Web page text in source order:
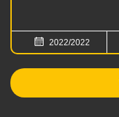
2022/2022